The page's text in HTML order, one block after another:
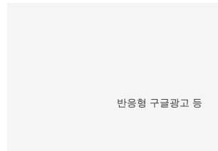
반응형 구글광고 등